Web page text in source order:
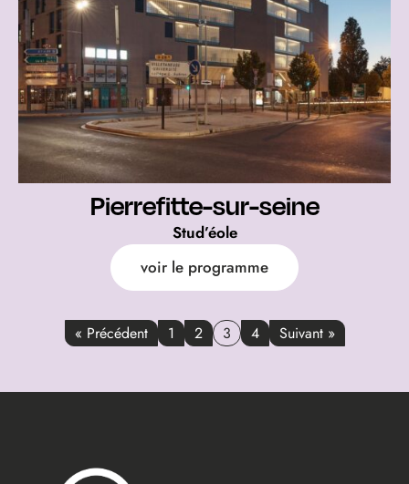
Pierrefitte-sur-seine
Stud’éole
voir le programme
« Précédent 1 2 3 4 Suivant »